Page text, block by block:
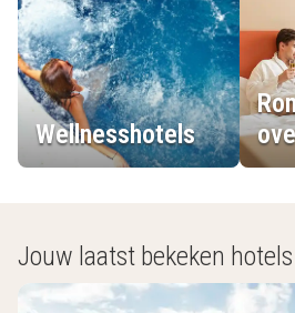
Wellnesshotels
Jouw laatst bekeken hotels